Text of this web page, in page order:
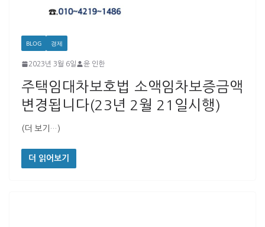
BLOG 경제
2023년 3월 6일 윤 인한
주택임대차보호법 소액임차보증금액
변경됩니다(23년 2월 21일시행)
(더 보기…)
더 읽어보기